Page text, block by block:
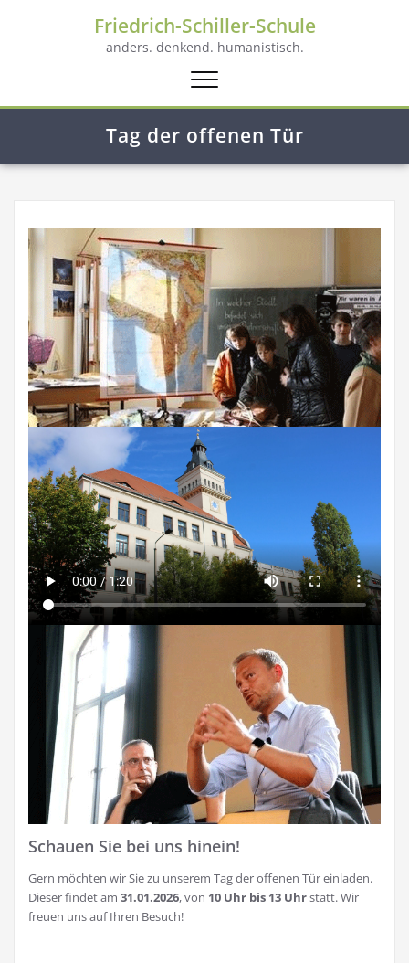
Friedrich-Schiller-Schule
anders. denkend. humanistisch.
Schalte
Tag der offenen Tür
Schauen Sie bei uns hinein!
Gern möchten wir Sie zu unserem Tag der offenen Tür einladen.
Dieser findet am 31.01.2026, von 10 Uhr bis 13 Uhrstatt. Wir
freuen uns auf Ihren Besuch!